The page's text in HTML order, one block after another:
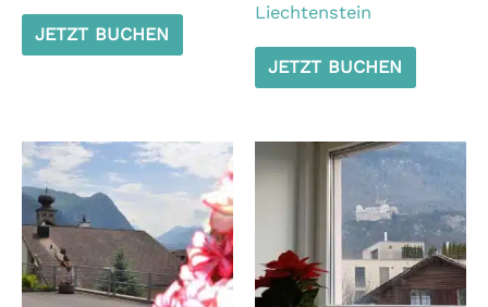
JETZT BUCHEN
Liechtenstein
JETZT BUCHEN